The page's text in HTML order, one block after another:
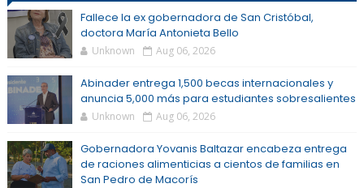
Fallece la ex gobernadora de San Cristóbal,
doctora María Antonieta Bello
Unknown Aug 06, 2026
Abinader entrega 1,500 becas internacionales y
anuncia 5,000 más para estudiantes sobresalientes
Unknown Aug 06, 2026
Gobernadora Yovanis Baltazar encabeza entrega
de raciones alimenticias a cientos de familias en
San Pedro de Macorís